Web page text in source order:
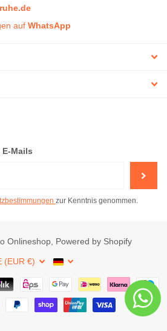
auf WhatsApp
Mails
zur Kenntnis genommen.
Onlineshop, Powered by Shopify
(EUR €)